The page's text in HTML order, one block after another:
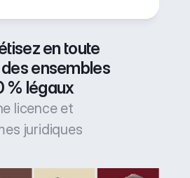
en toute
ensembles
% légaux
licence et
juridiques